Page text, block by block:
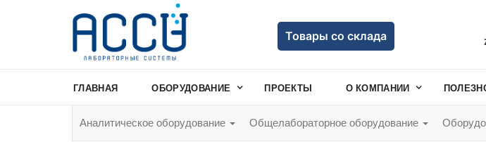
Товары со склада
ГЛАВНАЯ ОБОРУДОВАНИЕ ПРОЕКТЫ О КОМПАНИИ
Аналитическое оборудование Общелабораторное оборудование